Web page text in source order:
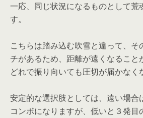
一応、同じ状況になるものとして荒
す。
こちらは踏み込む吹雪と違って、そ
チがあるため、距離が遠くなること
どれで振り向いても圧切が届かなく
安定的な選択肢としては、遠い場合
コンボになりますが、低いと３発目